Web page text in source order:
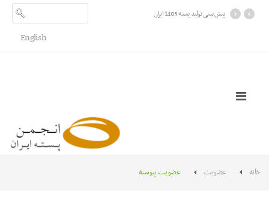
پیش بینی تولید پسته 1405 ایران ›
‹
English
خانه عضویت عضویت پیوسته